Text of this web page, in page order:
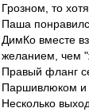
Грозном, то
Паша
ДимКо вместе
желанием, чем
Правый фланг
Паршивлюком и
Несколько